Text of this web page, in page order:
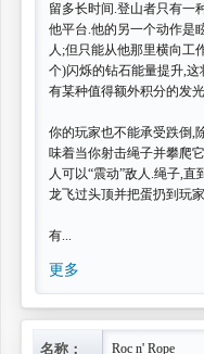
留多长时间.登山者只有一
他平台.他的另一个动作是
人;但只能从他那里横向工
个)闪烁的钻石能量提升,
有某种值得额外积分的发
你的玩家也不能承受跌倒,
味着当你射击绳子并攀爬
人可以“震动”敌人.绳子,
龙飞过头顶并把蛋扔到玩
有...
更多
名称： Roc n' Rope